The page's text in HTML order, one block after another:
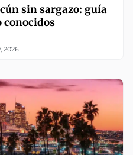
sin sargazo: guía
conocidos
2026